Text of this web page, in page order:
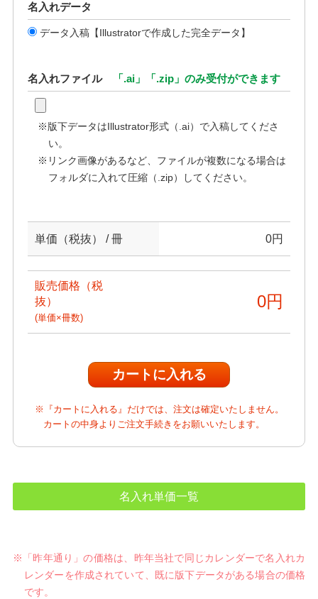
名入れデータ
データ入稿【Illustratorで作成した完全データ】
名入れファイル「.ai」「.zip」のみ受付ができます
※版下データはIllustrator形式（.ai）で入稿してくださ
い。
※リンク画像があるなど、ファイルが複数になる場合は
フォルダに入れて圧縮（.zip）してください。
単価（税抜） / 冊 0円
販売価格（税
抜）
(単価×冊数)
0円
※『カートに入れる』だけでは、注文は確定いたしません。
カートの中身よりご注文手続きをお願いいたします。
名入れ単価一覧
※「昨年通り」の価格は、昨年当社で同じカレンダーで名入れカ
レンダーを作成されていて、既に版下データがある場合の価格
です。